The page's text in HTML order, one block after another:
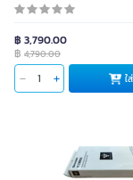
฿ 3,790.00
฿ 4,790.00
ใ